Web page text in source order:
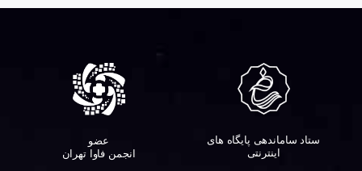
ستاد ساماندهی پایگاه های
اینترنتی
عضو
انجمن فاوا تهران